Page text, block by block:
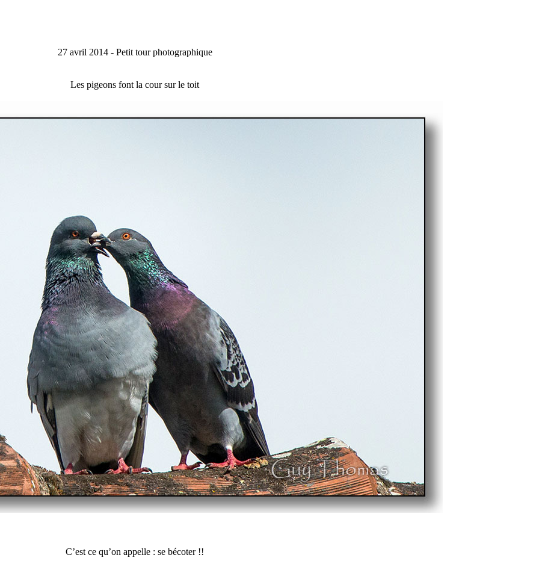
27 avril 2014 - Petit tour photographique
Les pigeons font la cour sur le toit
C’est ce qu’on appelle : se bécoter !!